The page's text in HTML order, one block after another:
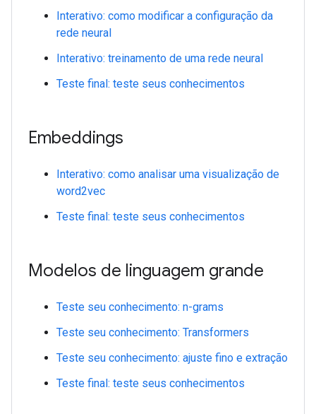
Interativo: como modificar a configuração da
rede neural
Interativo: treinamento de uma rede neural
Teste final: teste seus conhecimentos
Embeddings
Interativo: como analisar uma visualização de
word2vec
Teste final: teste seus conhecimentos
Modelos de linguagem grande
Teste seu conhecimento: n-grams
Teste seu conhecimento: Transformers
Teste seu conhecimento: ajuste fino e extração
Teste final: teste seus conhecimentos